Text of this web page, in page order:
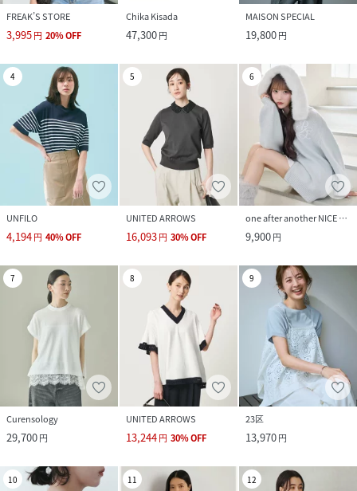
FREAK’S STORE
3,995円 20%OFF
Chika Kisada
47,300円
MAISON SPECIAL
19,800円
4
UNFILO
4,194円 40%OFF
5
UNITED ARROWS
16,093円 30%OFF
6
one after another NICE CLAUP
9,900円
7
Curensology
29,700円
8
UNITED ARROWS
13,244円 30%OFF
9
23区
13,970円
10 11 12